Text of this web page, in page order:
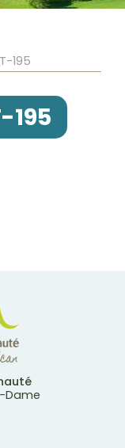
195
195
Dame